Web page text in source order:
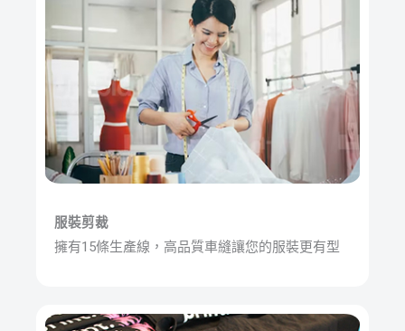
服裝剪裁
擁有15條生產線，高品質車縫讓您的服裝更有型